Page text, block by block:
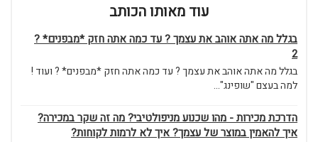
עוד מאותו הכותב
בגלל מה אתה אוהב את עצמך ? עד כמה אתה חזק *מבפנים* ?
2
בגלל מה אתה אוהב את עצמך ? עד כמה אתה חזק *מבפנים* ? ועוד !
למה בעצם "שופינג"...
הדרכת מכירות - מהו שכנוע מניפולטיבי? מה זה שקר במכירה?
איך להאמין במוצר של עצמך? איך לא לרמות לקוחות?